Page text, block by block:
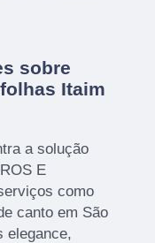
sobre
Itaim
a solução
E
como
canto em São
elegance,